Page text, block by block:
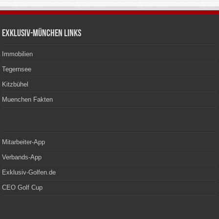
Exklusiv-München Links
Immobilien
Tegernsee
Kitzbühel
Muenchen Fakten
Mitarbeiter-App
Verbands-App
Exklusiv-Golfen.de
CEO Golf Cup